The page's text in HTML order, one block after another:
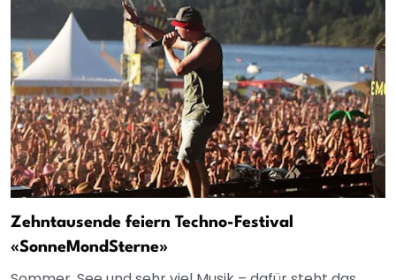
Zehntausende feiern Techno-Festival
«SonneMondSterne»